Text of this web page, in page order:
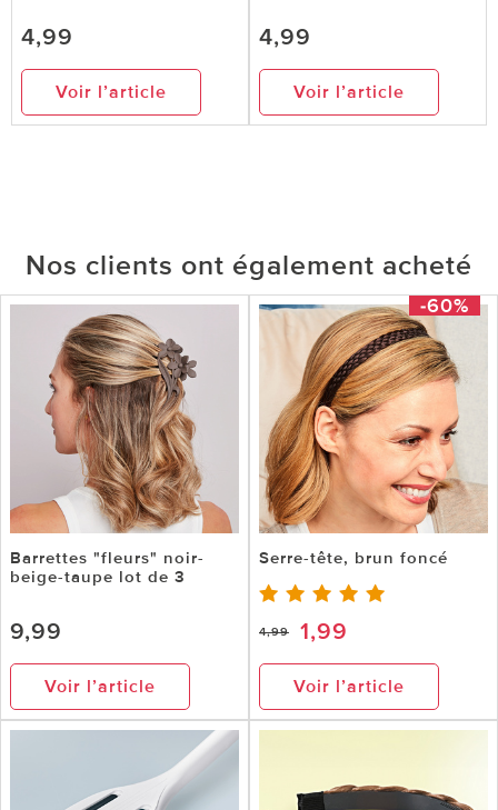
4,99
Voir l’article
4,99
Voir l’article
Nos clients ont également acheté
Barrettes "fleurs" noir-
beige-taupe lot de 3
9,99
Voir l’article
-60%
Serre-tête, brun foncé
4,99 1,99
Voir l’article